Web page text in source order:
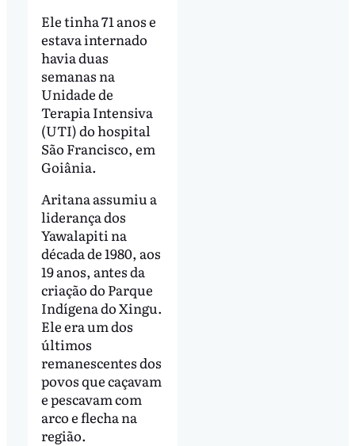
Ele tinha 71 anos e
estava internado
havia duas
semanas na
Unidade de
Terapia Intensiva
(UTI) do hospital
São Francisco, em
Goiânia.
Aritana assumiu a
liderança dos
Yawalapiti na
década de 1980, aos
19 anos, antes da
criação do Parque
Indígena do Xingu.
Ele era um dos
últimos
remanescentes dos
povos que caçavam
e pescavam com
arco e flecha na
região.